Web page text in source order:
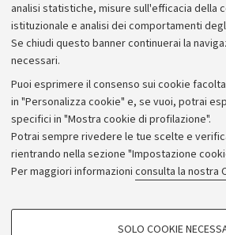
analisi statistiche, misure sull'efficacia della
istituzionale e analisi dei comportamenti
Se chiudi questo banner continuerai la
necessari.
Puoi esprimere il consenso sui cookie
in "Personalizza cookie" e, se vuoi, potrai
specifici in "Mostra cookie di profilazione".
Potrai sempre rivedere le tue scelte e
rientrando nella sezione "Impostazione
Per maggiori informazioni consulta la nostra
COOKIE DI PROFILAZIONE -
SOLO COOKIE
Archivio
Comunicati
Redazione
Rassegna stampa